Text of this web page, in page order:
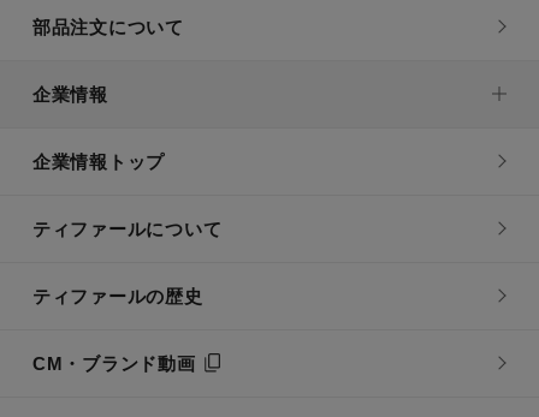
部品注文について
企業情報
企業情報トップ
ティファールについて
ティファールの歴史
CM・ブランド動画